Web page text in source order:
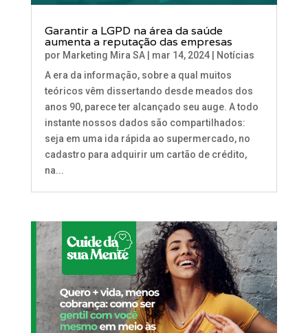
Garantir a LGPD na área da saúde
aumenta a reputação das empresas
por Marketing Mira SA| mar 14, 2024|
Notícias
A era da informação, sobre a qual muitos
teóricos vêm dissertando desde meados dos
anos 90, parece ter alcançado seu auge. A todo
instante nossos dados são compartilhados:
seja em uma ida rápida ao supermercado, no
cadastro para adquirir um cartão de crédito,
na...